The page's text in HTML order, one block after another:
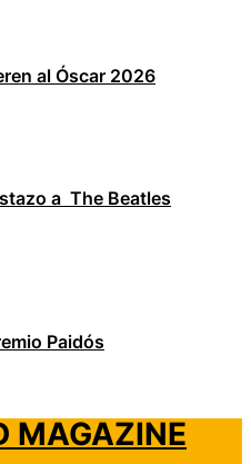
al Óscar 2026
a The Beatles
Paidós
MAGAZINE